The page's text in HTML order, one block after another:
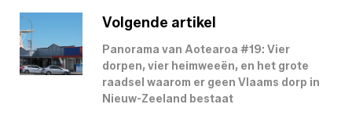
Volgende artikel
Panorama van Aotearoa #19: Vier
dorpen, vier heimweeën, en het grote
raadsel waarom er geen Vlaams dorp in
Nieuw-Zeeland bestaat